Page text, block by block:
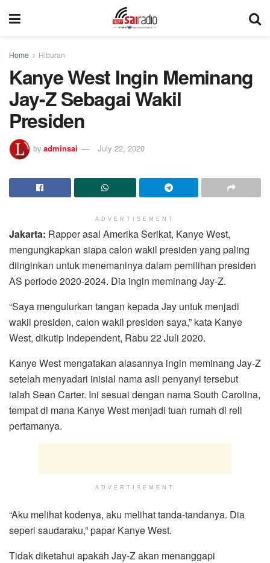
Home Hiburan
Kanye West Ingin Meminang
Jay-Z Sebagai Wakil
Presiden
by adminsai July 22, 2020
ADVERTISEMENT
Jakarta: Rapper asal Amerika Serikat, Kanye West,
mengungkapkan siapa calon wakil presiden yang paling
diinginkan untuk menemaninya dalam pemilihan presiden
AS periode 2020-2024. Dia ingin meminang Jay-Z.
“Saya mengulurkan tangan kepada Jay untuk menjadi
wakil presiden, calon wakil presiden saya,” kata Kanye
West, dikutip Independent, Rabu 22 Juli 2020.
Kanye West mengatakan alasannya ingin meminang Jay-Z
setelah menyadari inisial nama asli penyanyi tersebut
ialah Sean Carter. Ini sesuai dengan nama South Carolina,
tempat di mana Kanye West menjadi tuan rumah di reli
pertamanya.
ADVERTISEMENT
“Aku melihat kodenya, aku melihat tanda-tandanya. Dia
seperi saudaraku,” papar Kanye West.
Tidak diketahui apakah Jay-Z akan menanggapi